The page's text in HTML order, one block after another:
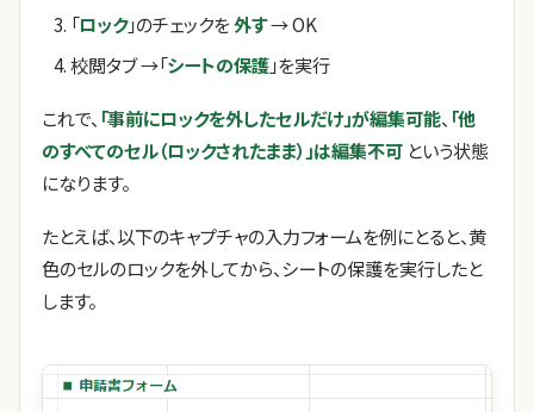
「ロック」のチェックを外す→ OK
校閲タブ →「シートの保護」を実行
これで、 「事前にロックを外したセルだけ」が編集可能、 「他
のすべてのセル（ロックされたまま）」は編集不可 という状態
になります。
たとえば、以下のキャプチャの入力フォームを例にとると、黄
色のセルのロックを外してから、シートの保護を実行したと
します。